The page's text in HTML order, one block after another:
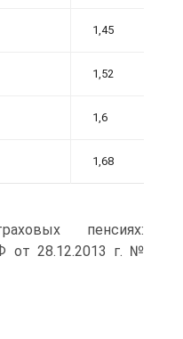
1,45
1,52
1,6
1,68
пенсиях:
от 28.12.2013 г. №